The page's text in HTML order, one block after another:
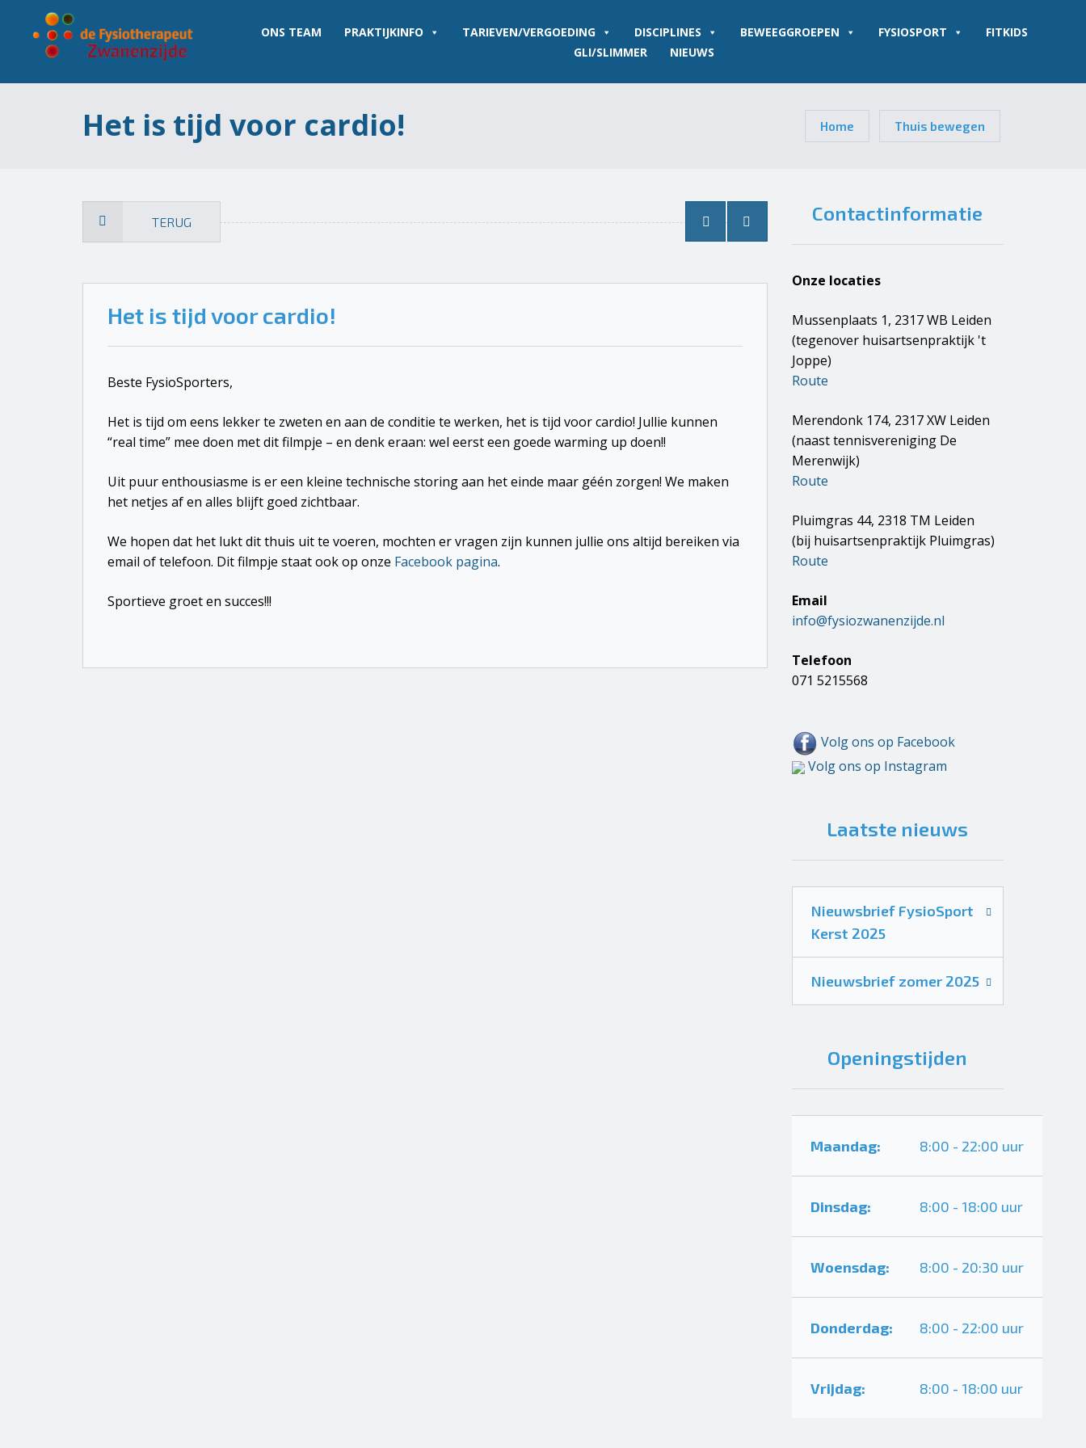
ONS TEAM PRAKTIJKINFO TARIEVEN/VERGOEDING DISCIPLINES BEWEEGGROEPEN FYSIOSPORT
FITKIDS
GLI/SLIMMER
NIEUWS
Het is tijd voor cardio! Home Thuis bewegen
TERUG
Het is tijd voor cardio!
Beste FysioSporters,
Het is tijd om eens lekker te zweten en aan de conditie te werken, het is tijd voor cardio! Jullie kunnen
“real time” mee doen met dit filmpje – en denk eraan: wel eerst een goede warming up doen!!
Uit puur enthousiasme is er een kleine technische storing aan het einde maar géén zorgen! We maken
het netjes af en alles blijft goed zichtbaar.
We hopen dat het lukt dit thuis uit te voeren, mochten er vragen zijn kunnen jullie ons altijd bereiken via
email of telefoon. Dit filmpje staat ook op onze Facebook pagina.
Sportieve groet en succes!!!
Contactinformatie
Onze locaties
Mussenplaats 1, 2317 WB Leiden
(tegenover huisartsenpraktijk 't
Joppe)
Route
Merendonk 174, 2317 XW Leiden
(naast tennisvereniging De
Merenwijk)
Route
Pluimgras 44, 2318 TM Leiden
(bij huisartsenpraktijk Pluimgras)
Route
Email
info@fysiozwanenzijde.nl
Telefoon
071 5215568
Volg ons op Facebook
Volg ons op Instagram
Laatste nieuws
Nieuwsbrief FysioSport
Kerst 2025
Nieuwsbrief zomer 2025
Openingstijden
Maandag: 8:00 - 22:00 uur
Dinsdag: 8:00 - 18:00 uur
Woensdag: 8:00 - 20:30 uur
Donderdag: 8:00 - 22:00 uur
Vrijdag: 8:00 - 18:00 uur